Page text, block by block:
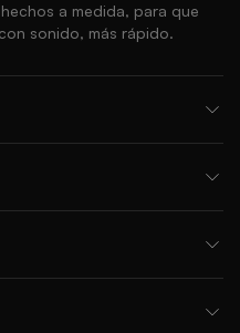
a medida, para que
sonido, más rápido.